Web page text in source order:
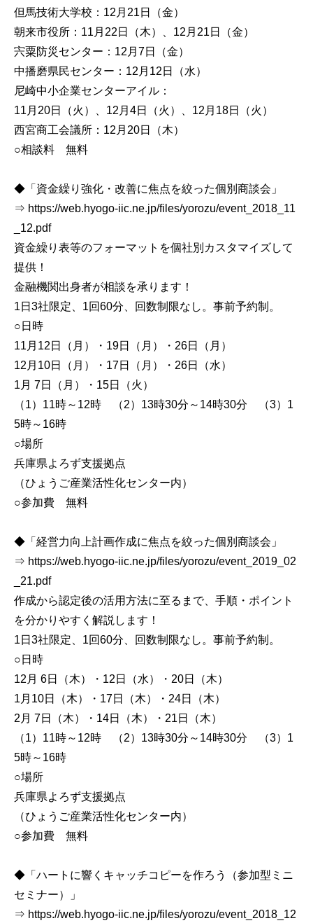
但馬技術大学校：12月21日（金）
朝来市役所：11月22日（木）、12月21日（金）
宍粟防災センター：12月7日（金）
中播磨県民センター：12月12日（水）
尼崎中小企業センターアイル：
11月20日（火）、12月4日（火）、12月18日（火）
西宮商工会議所：12月20日（木）
○相談料 無料
◆「資金繰り強化・改善に焦点を絞った個別商談会」
⇒ https://web.hyogo-iic.ne.jp/files/yorozu/event_2018_11
_12.pdf
資金繰り表等のフォーマットを個社別カスタマイズして
提供！
金融機関出身者が相談を承ります！
1日3社限定、1回60分、回数制限なし。事前予約制。
○日時
11月12日（月）・19日（月）・26日（月）
12月10日（月）・17日（月）・26日（水）
1月 7日（月）・15日（火）
（1）11時～12時 （2）13時30分～14時30分 （3）1
5時～16時
○場所
兵庫県よろず支援拠点
（ひょうご産業活性化センター内）
○参加費 無料
◆「経営力向上計画作成に焦点を絞った個別商談会」
⇒ https://web.hyogo-iic.ne.jp/files/yorozu/event_2019_02
_21.pdf
作成から認定後の活用方法に至るまで、手順・ポイント
を分かりやすく解説します！
1日3社限定、1回60分、回数制限なし。事前予約制。
○日時
12月 6日（木）・12日（水）・20日（木）
1月10日（木）・17日（木）・24日（木）
2月 7日（木）・14日（木）・21日（木）
（1）11時～12時 （2）13時30分～14時30分 （3）1
5時～16時
○場所
兵庫県よろず支援拠点
（ひょうご産業活性化センター内）
○参加費 無料
◆「ハートに響くキャッチコピーを作ろう（参加型ミニ
セミナー）」
⇒ https://web.hyogo-iic.ne.jp/files/yorozu/event_2018_12